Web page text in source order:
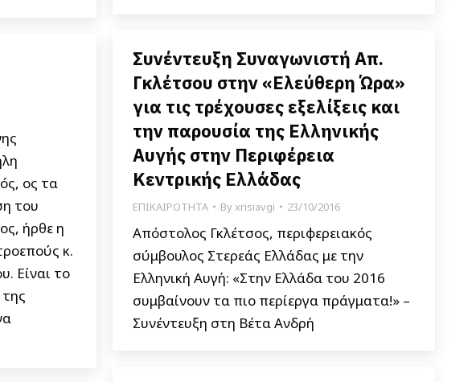
Συνέντευξη Συναγωνιστή Απ.
Γκλέτσου στην «Ελεύθερη Ώρα»
για τις τρέχουσες εξελίξεις και
την παρουσία της Ελληνικής
Αυγής στην Περιφέρεια
Κεντρικής Ελλάδας
ΕΠΙΚΑΙΡΟΤΗΤΑ Byxrisiavgi 23/10/2016
Απόστολος Γκλέτσος, περιφερειακός
σύμβουλος Στερεάς Ελλάδας με την
Ελληνική Αυγή: «Στην Ελλάδα του 2016
συμβαίνουν τα πιο περίεργα πράγματα!» –
Συνέντευξη στη Βέτα Ανδρή
ος τα
του
ήρθε η
κ.
Είναι το